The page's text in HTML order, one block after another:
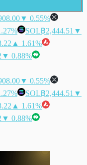
▼ 0.55%
SOL฿2,444.51 ▼
▲ 1.61%
▼ 0.88%
▼ 0.55%
SOL฿2,444.51 ▼
▲ 1.61%
▼ 0.88%